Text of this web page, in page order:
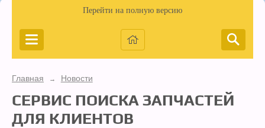
Перейти на полную версию
Главная → Новости
СЕРВИС ПОИСКА ЗАПЧАСТЕЙ
ДЛЯ КЛИЕНТОВ